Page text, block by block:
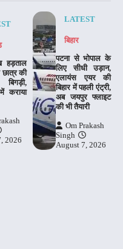
हड़ताल
की
कराया
2026
LATEST
बिहार
पटना से भोपाल के
लिए सीधी उड़ान,
एलायंस एयर की
बिहार में पहली एंट्री,
अब जयपुर फ्लाइट
की भी तैयारी
Om Prakash
Singh
August 7, 2026